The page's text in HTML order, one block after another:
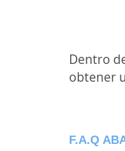
Dentro
obtener
F.A.Q